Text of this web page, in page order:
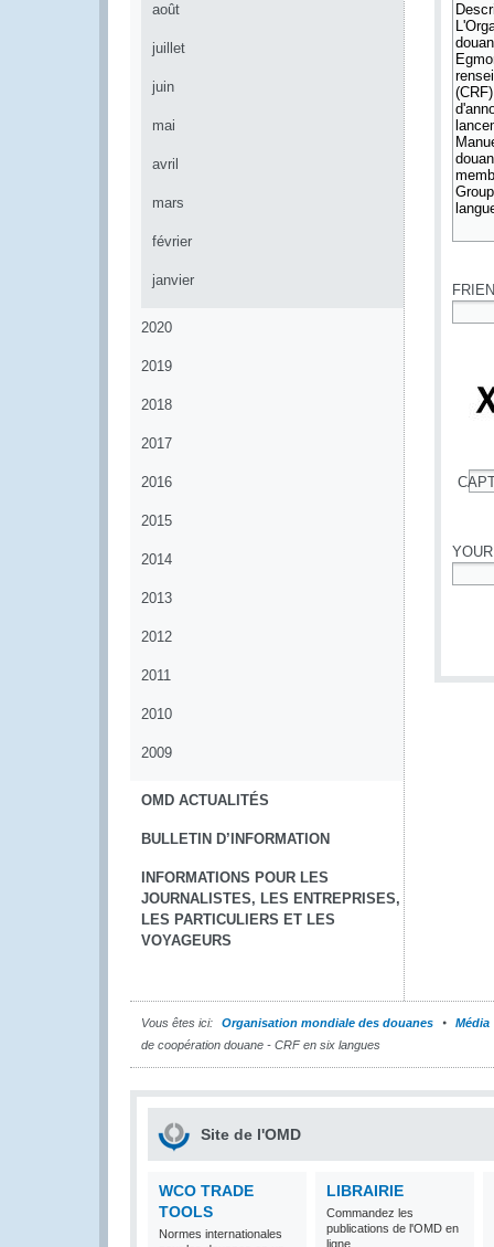
août
juillet
juin
mai
avril
mars
février
janvier
2020
2019
2018
2017
2016
2015
2014
2013
2012
2011
2010
2009
OMD ACTUALITÉS
BULLETIN D’INFORMATION
INFORMATIONS POUR LES
JOURNALISTES, LES ENTREPRISES,
LES PARTICULIERS ET LES
VOYAGEURS
Vous êtes ici: Organisation mondiale des douanes
Média
de coopération douane - CRF en six langues
Site de l'OMD
WCO TRADE
TOOLS
Normes internationales
LIBRAIRIE
Commandez les
publications de l'OMD en
ligne